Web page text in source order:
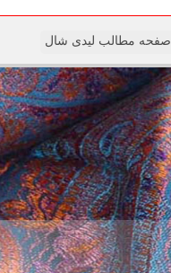
صفحه مطالب لیدی شال